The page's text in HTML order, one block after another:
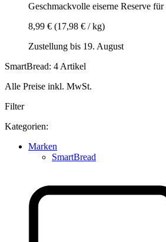
Geschmackvolle eiserne Reserve für
8,99 € (17,98 € / kg)
Zustellung bis 19. August
SmartBread: 4 Artikel
Alle Preise inkl. MwSt.
Filter
Kategorien:
Marken
SmartBread